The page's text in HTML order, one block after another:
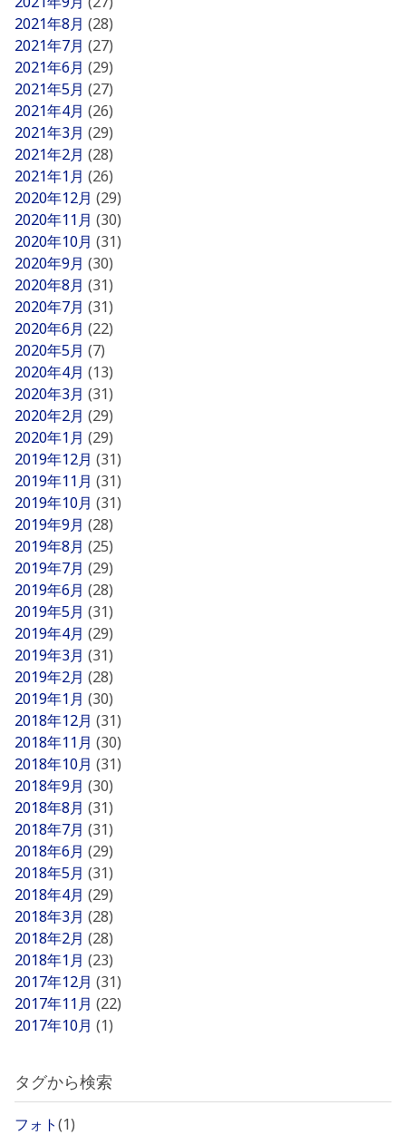
2021年8月 (28)
2021年7月 (27)
2021年6月 (29)
2021年5月 (27)
2021年4月 (26)
2021年3月 (29)
2021年2月 (28)
2021年1月 (26)
2020年12月 (29)
2020年11月 (30)
2020年10月 (31)
2020年9月 (30)
2020年8月 (31)
2020年7月 (31)
2020年6月 (22)
2020年5月 (7)
2020年4月 (13)
2020年3月 (31)
2020年2月 (29)
2020年1月 (29)
2019年12月 (31)
2019年11月 (31)
2019年10月 (31)
2019年9月 (28)
2019年8月 (25)
2019年7月 (29)
2019年6月 (28)
2019年5月 (31)
2019年4月 (29)
2019年3月 (31)
2019年2月 (28)
2019年1月 (30)
2018年12月 (31)
2018年11月 (30)
2018年10月 (31)
2018年9月 (30)
2018年8月 (31)
2018年7月 (31)
2018年6月 (29)
2018年5月 (31)
2018年4月 (29)
2018年3月 (28)
2018年2月 (28)
2018年1月 (23)
2017年12月 (31)
2017年11月 (22)
2017年10月 (1)
タグから検索
フォト(1)